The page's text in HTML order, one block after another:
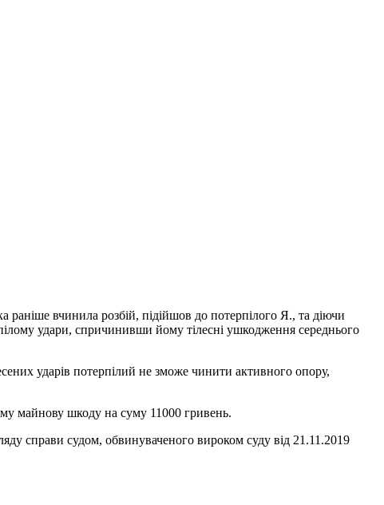
вчинила розбій, підійшов до потерпілого Я., та діючи
удари, спричинивши йому тілесні ушкодження середнього
ударів потерпілий не зможе чинити активного опору,
майнову шкоду на суму 11000 гривень.
справи судом, обвинуваченого вироком суду від 21.11.2019